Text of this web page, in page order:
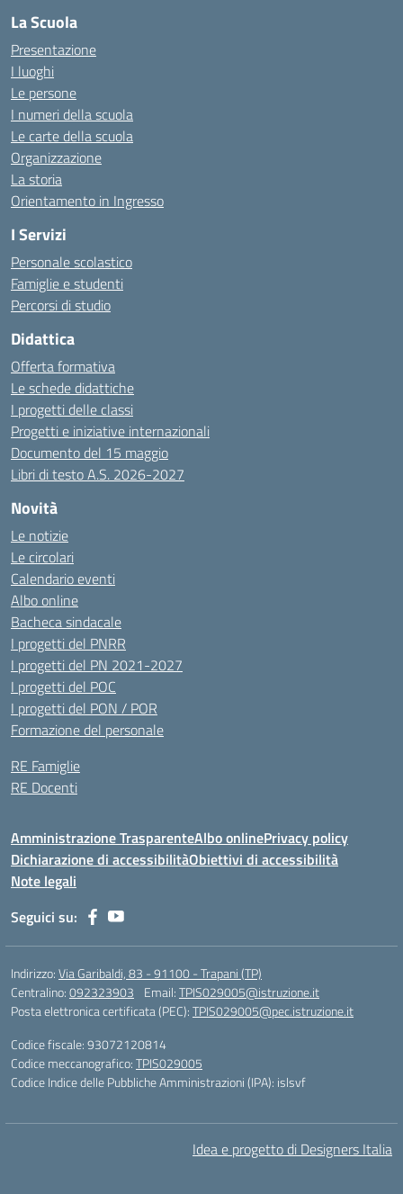
La Scuola
Presentazione
I luoghi
Le persone
I numeri della scuola
Le carte della scuola
Organizzazione
La storia
Orientamento in Ingresso
I Servizi
Personale scolastico
Famiglie e studenti
Percorsi di studio
Didattica
Offerta formativa
Le schede didattiche
I progetti delle classi
Progetti e iniziative internazionali
Documento del 15 maggio
Libri di testo A.S. 2026-2027
Novità
Le notizie
Le circolari
Calendario eventi
Albo online
Bacheca sindacale
I progetti del PNRR
I progetti del PN 2021-2027
I progetti del POC
I progetti del PON / POR
Formazione del personale
RE Famiglie
RE Docenti
Amministrazione TrasparenteAlbo onlinePrivacy policy
Dichiarazione di accessibilitàObiettivi di accessibilità
Note legali
Seguici su:
Indirizzo:Via Garibaldi, 83 - 91100 - Trapani (TP)
Centralino:092323903 Email:TPIS029005@istruzione.it
Posta elettronica certificata (PEC):TPIS029005@pec.istruzione.it
Codice fiscale: 93072120814
Codice meccanografico:TPIS029005
Codice Indice delle Pubbliche Amministrazioni (IPA): islsvf
Idea e progetto di Designers Italia